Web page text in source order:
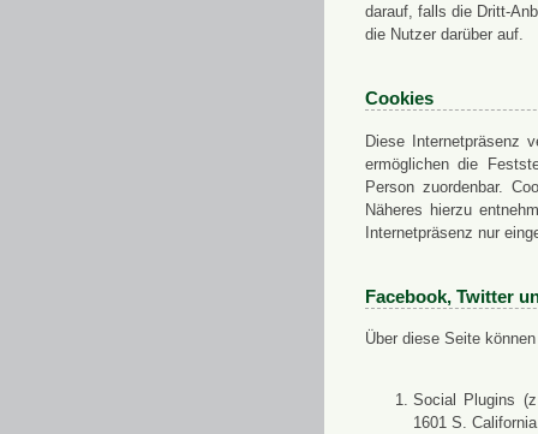
darauf, falls die Dritt-
die Nutzer darüber auf.
Cookies
Diese Internetpräsenz
ermöglichen die
Person zuordenbar.
Näheres hierzu
Internetpräsenz nur
Facebook, Twitter
Über diese Seite
Social Plugins
1601 S.